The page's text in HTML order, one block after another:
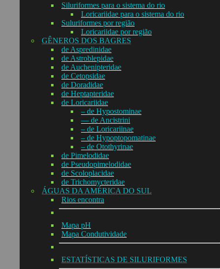
Siluriformes para o sistema do rio
Loricariidae para o sistema do rio
Suluriformes por região
Loricariidae por região
GÊNEROS DOS BAGRES
de Aspredinidae
de Astroblepidae
de Auchenipteridae
de Cetopsidae
de Doradidae
de Heptapteridae
de Loricariidae
– de Hypostominae
— de Ancistrini
– de Loricariinae
– de Hypoptopomatinae
– de Otothyrinae
de Pimelodidae
de Pseudopimelodidae
de Scoloplacidae
de Trichomycteridae
ÁGUAS DA AMÉRICA DO SUL
Rios encontra
Mapa pH
Mapa Condutividade
ESTATÍSTICAS DE SILURIFORMES